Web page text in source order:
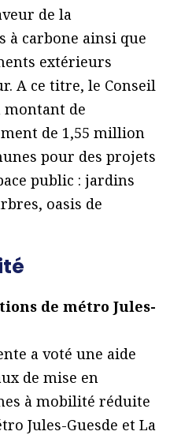
de la
à carbone ainsi que
extérieurs
A ce titre, le Conseil
montant de
de 1,55 million
pour des projets
public : jardins
oasis de
de métro Jules-
a voté une aide
de mise en
à mobilité réduite
Jules-Guesde et La